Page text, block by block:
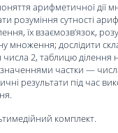
арифметичної дії
розуміння сутності
їх взаємозв’язок,
множення; дослідити
2, таблицю ділення
значеннями частки —
результати під час
комплект.